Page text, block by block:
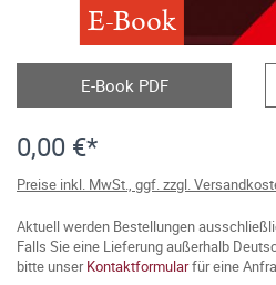
E-Book
E-Book PDF
0,00 €*
Preise inkl. MwSt., ggf. zzgl.
Aktuell werden Bestellungen
Falls Sie eine Lieferung außerhalb
bitte unserKontaktformularfür eine